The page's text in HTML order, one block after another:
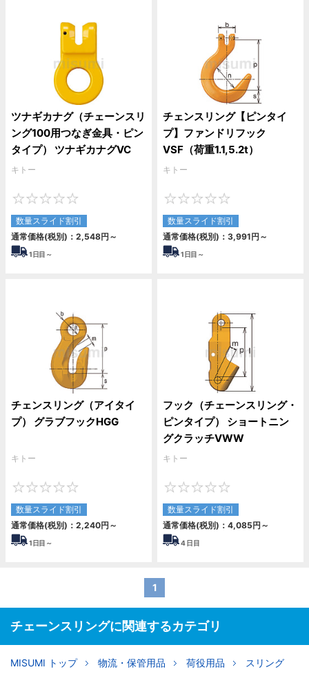
ツナギカナグ（チェーンスリ
ング100用つなぎ金具・ピン
タイプ） ツナギカナグVC
キトー
数量スライド割引
通常価格(税別)： 2,548円 ～
1日目～
チェンスリング【ピンタイ
プ】ファンドリフック
VSF（荷重1.1,5.2t）
キトー
数量スライド割引
通常価格(税別)： 3,991円 ～
1日目～
チェンスリング（アイタイ
プ） グラブフックHGG
キトー
数量スライド割引
通常価格(税別)： 2,240円 ～
1日目～
フック（チェーンスリング・
ピンタイプ） ショートニン
グクラッチVWW
キトー
数量スライド割引
通常価格(税別)： 4,085円 ～
4日目
1
チェーンスリングに関連するカテゴリ
MISUMI トップ 物流・保管用品 荷役用品 スリング